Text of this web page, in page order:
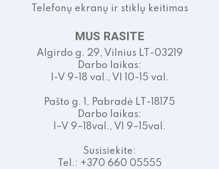
Telefonų ekranų ir stiklų keitimas
MUS RASITE
Algirdo g. 29, Vilnius LT-03219
Darbo laikas:
I-V 9-18 val., VI 10-15 val.
Pašto g. 1, Pabradė LT-18175
Darbo laikas:
I–V 9–18val., VI 9–15val.
Susisiekite:
Tel.: +370 660 05555